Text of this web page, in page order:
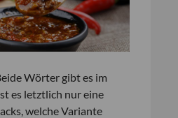
Wörter gibt es im
es letztlich nur eine
welche Variante